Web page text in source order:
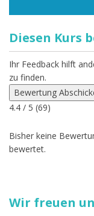
Diesen Kurs
Ihr Feedback hilft
zu finden.
Bewertung
4.4 / 5 (69)
Bisher keine
bewertet.
Wir freuen